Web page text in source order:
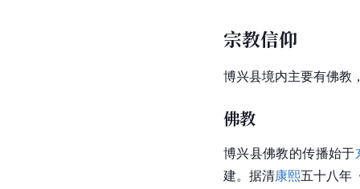
宗教信仰
博兴县境内主要有佛教
佛教
博兴县佛教的传播始于
建。据清康熙五十八年